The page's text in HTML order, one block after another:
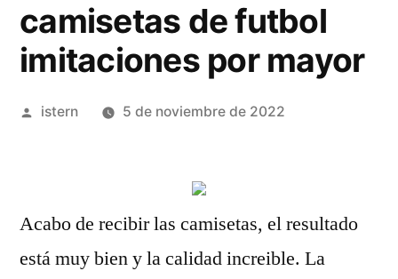
camisetas de futbol
imitaciones por mayor
Publicado
istern 5 de noviembre de 2022
Acabo de recibir las camisetas, el resultado
está muy bien y la calidad increible. La